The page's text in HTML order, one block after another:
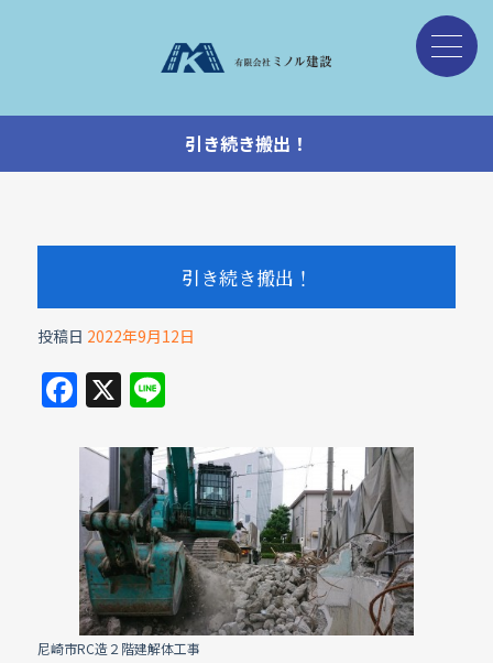
引き続き搬出！
引き続き搬出！
投稿日 2022年9月12日
F
a
c
e
b
o
o
k
X Li
e
尼崎市RC造２階建解体工事